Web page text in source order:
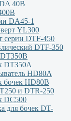
40В
DА45-1
YL300
серии DTF-450
DTF-350
DT350A
HD80A
бочек HD80B
и DTR-250
DC500
для бочек DT-